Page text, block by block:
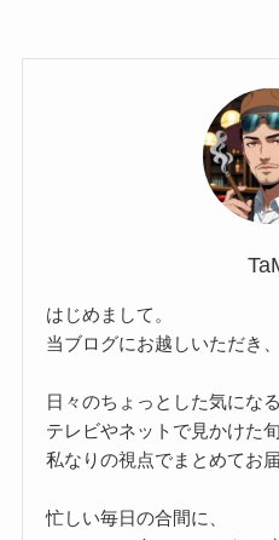
はじめまして。
当ブログにお越しいただき
日々のちょっとした気になる
テレビやネットで見かけた
私なりの視点でまとめてお
忙しい毎日の合間に、